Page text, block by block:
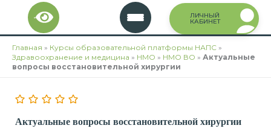
Перейти
содержимому
ЛИЧНЫЙ
КАБИНЕТ
Главная » Курсы образовательной платформы НАПС »
Здравоохранение и медицина » НМО » НМО ВО » Актуальные
вопросы восстановительной хирургии
Актуальные вопросы восстановительной хирургии